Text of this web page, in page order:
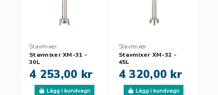
Stavmixer
Stavmixer XM-31 -
30L
4 253,00 kr
Lägg i kundvagn
Stavmixer
Stavmixer XM-32 -
45L
4 320,00 kr
Lägg i kundvagn